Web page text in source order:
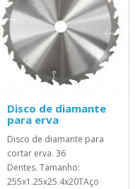
Disco de diamante
para erva
Disco de diamante para
cortar erva. 36
Dentes. Tamanho:
255x1.25x25.4x20TAço